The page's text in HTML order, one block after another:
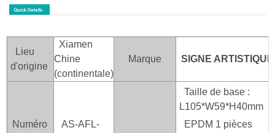
Lieu
d'origine
Xiamen
Chine
(continentale)
Marque SIGNE ARTISTIQUE
Numéro
AS-AFL-
Taille de base :
L105*W59*H40mm
EPDM 1 pièces